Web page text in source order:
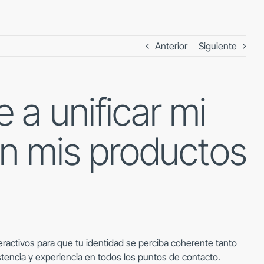
Anterior Siguiente
a unificar mi
mis productos
para que tu identidad se perciba coherente tanto
y experiencia en todos los puntos de contacto.